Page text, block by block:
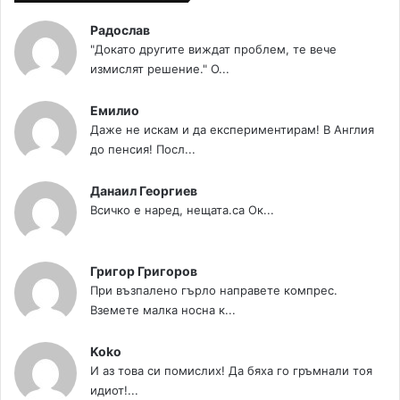
Радослав
"Докато другите виждат проблем, те вече
измислят решение." О...
Емилио
Даже не искам и да експериментирам! В Англия
до пенсия! Посл...
Данаил Георгиев
Всичко е наред, нещата.са Ок...
Григор Григоров
При възпалено гърло направете компрес.
Вземете малка носна к...
Koko
И аз това си помислих! Да бяха го гръмнали тоя
идиот!...